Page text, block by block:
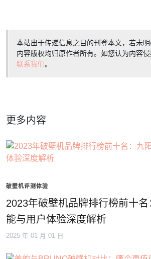
本站出于传递信息之目的刊登本文，若未明
内容版权均归原作者所有。如您认为内容
联系我们。
更多内容
破壁机评测体验
2023年破壁机品牌排行榜前十
能与用户体验深度解析
2025 年 01 月 01 日